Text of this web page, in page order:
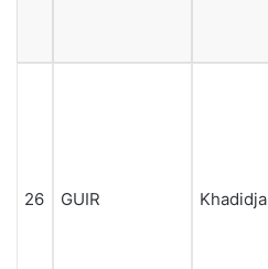
26 GUIR Khadidja